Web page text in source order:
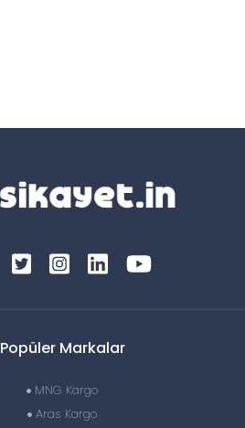
Popüler Markalar
MNG Kargo
Aras Kargo